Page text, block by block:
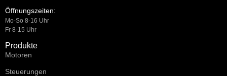
Öffnungszeiten:
Mo-So 8-16 Uhr
Fr 8-15 Uhr
Produkte
Motoren
Steuerungen